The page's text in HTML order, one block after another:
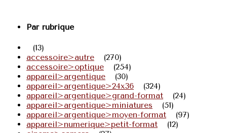
Par rubrique
(13)
accessoire>autre
(270)
accessoire>optique
(254)
appareil>argentique
(30)
appareil>argentique>24x36
(324)
appareil>argentique>grand-format
(24)
appareil>argentique>miniatures
(51)
appareil>argentique>moyen-format
(97)
appareil>numerique>petit-format
(12)